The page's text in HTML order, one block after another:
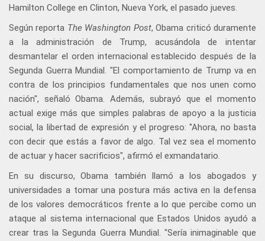
Hamilton College en Clinton, Nueva York, el pasado jueves.
Según reporta The Washington Post, Obama criticó duramente
a la administración de Trump, acusándola de intentar
desmantelar el orden internacional establecido después de la
Segunda Guerra Mundial. "El comportamiento de Trump va en
contra de los principios fundamentales que nos unen como
nación", señaló Obama. Además, subrayó que el momento
actual exige más que simples palabras de apoyo a la justicia
social, la libertad de expresión y el progreso: "Ahora, no basta
con decir que estás a favor de algo. Tal vez sea el momento
de actuar y hacer sacrificios", afirmó el exmandatario.
En su discurso, Obama también llamó a los abogados y
universidades a tomar una postura más activa en la defensa
de los valores democráticos frente a lo que percibe como un
ataque al sistema internacional que Estados Unidos ayudó a
crear tras la Segunda Guerra Mundial. "Sería inimaginable que